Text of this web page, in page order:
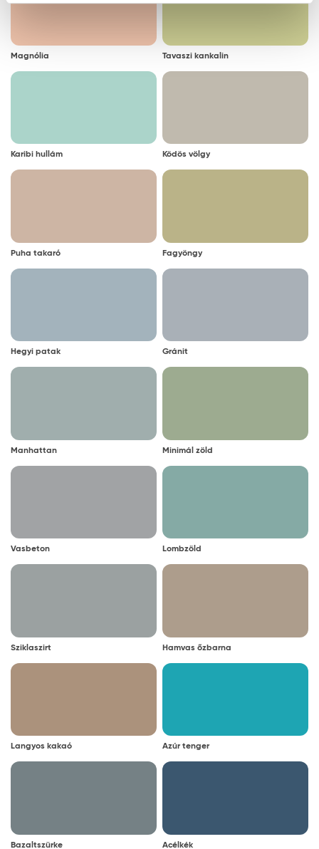
Magnólia Tavaszi kankalin
Karibi hullám Ködös völgy
Puha takaró Fagyöngy
Hegyi patak Gránit
Manhattan Minimál zöld
Vasbeton Lombzöld
Sziklaszirt Hamvas őzbarna
Langyos kakaó Azúr tenger
Bazaltszürke Acélkék